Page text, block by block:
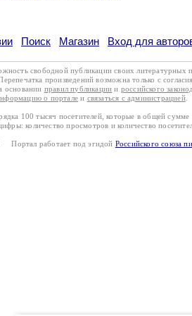
Поиск Магазин Вход для
свободной публикации своих литературных
Перепечатка произведений возможна только с
основании правил публикации и российского
о портале и связаться с администрацией.
100 тысяч посетителей, которые в общей
количество просмотров и количество
Портал работает под эгидой Российского союза